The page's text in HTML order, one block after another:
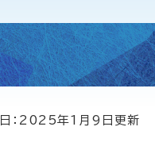
：2025年1月9日更新